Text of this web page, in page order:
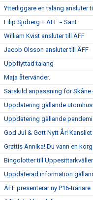
Ytterliggare en talang ansluter
Filip Sjöberg + ÄFF = Sant
William Kvist ansluter till ÄFF
Jacob Olsson ansluter till ÄFF
Uppflyttad talang
Maja återvänder.
Särskild anpassning för Skåne
Uppdatering gällande
Uppdatering gällande
God Jul & Gott Nytt År!
Grattis Annika! Du vann en
Bingolotter till
Uppdaterad information
ÄFF presenterar ny P16-tränare